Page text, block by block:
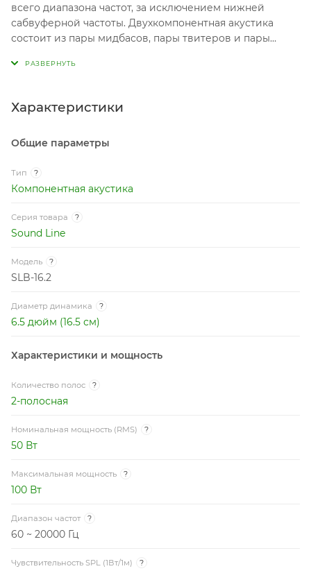
всего диапазона частот, за исключением нижней
сабвуферной частоты. Двухкомпонентная акустика
состоит из пары мидбасов, пары твитеров и пары
аудиосистеме добавляются пара среднечастотных
Характеристики
Общие параметры
Тип ?
Компонентная акустика
Серия товара ?
Sound Line
Модель ?
SLB-16.2
Диаметр динамика ?
6.5 дюйм (16.5 см)
Характеристики и мощность
Количество полос ?
2-полосная
Номинальная мощность (RMS) ?
50 Вт
Максимальная мощность ?
100 Вт
Диапазон частот ?
60 ~ 20000 Гц
Чувствительность SPL (1Вт/1м) ?